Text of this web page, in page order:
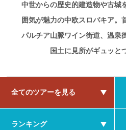
中世からの歴史的建造物や古城
囲気が魅力の中欧スロバキア。
パルチア山脈ワイン街道、温泉
国土に見所がギュッと
全てのツアーを見る
ランキング